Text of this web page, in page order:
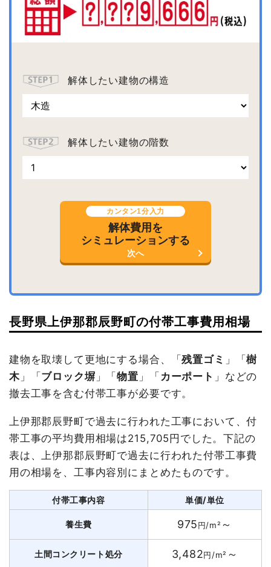
解体したい建物の構造
解体したい建物の階数
カンタン1分入力
解体費用を
シミュレーションする
次へ
長野県上伊那郡辰野町の付帯工事費用相場
建物を取壊して更地にする場合、「残置ゴミ 」「樹
木」「 ブロック塀 」「物置 」「 カーポート 」などの
撤去工事を含む付帯工事が必要です。
上伊那郡辰野町で過去に行われた工事において、付
帯工事の平均費用相場は215,705円でした。下記の
表は、上伊那郡辰野町で過去に行われた付帯工事費
用の相場を、工事内容別にまとめたものです。
付帯工事内容 単価/単位
養生費 975円/m² ～
土間コンクリート処分 3,482円/m² ～